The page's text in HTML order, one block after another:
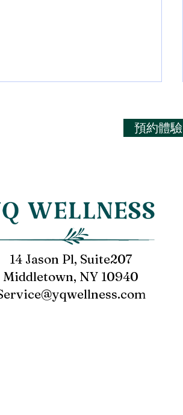
預約體
14 Jason Pl, Suite207
Middletown, NY 10940